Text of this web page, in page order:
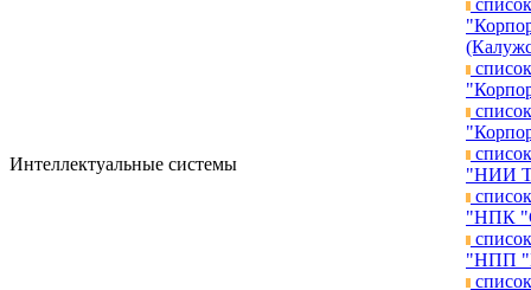
Интеллектуальные системы
"НИИ
"НПК
"НПП